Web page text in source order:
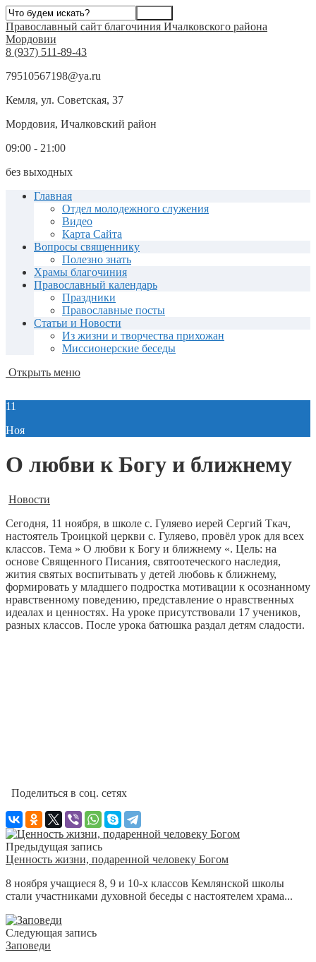
Православный сайт благочиния Ичалковского района
Мордовии
8 (937) 511-89-43
79510567198@ya.ru
Кемля, ул. Советская, 37
Мордовия, Ичалковский район
09:00 - 21:00
без выходных
Главная
Отдел молодежного служения
Видео
Карта Сайта
Вопросы священнику
Полезно знать
Храмы благочиния
Православный календарь
Праздники
Православные посты
Статьи и Новости
Из жизни и творчества прихожан
Миссионерские беседы
Открыть меню
11
Ноя
О любви к Богу и ближнему
Новости
Сегодня, 11 ноября, в школе с. Гуляево иерей Сергий Ткач,
настоятель Троицкой церкви с. Гуляево, провёл урок для всех
классов. Тема » О любви к Богу и ближнему «. Цель: на
основе Священного Писания, святоотеческого наследия,
жития святых воспитывать у детей любовь к ближнему,
формировать у младшего подростка мотивации к осознанному
нравственному поведению, представление о нравственных
идеалах и ценностях. На уроке присутствовали 17 учеников,
разных классов. После урока батюшка раздал детям сладости.
Поделиться в соц. сетях
Предыдущая запись
Ценность жизни, подаренной человеку Богом
8 ноября учащиеся 8, 9 и 10-х классов Кемлянской школы
стали участниками духовной беседы с настоятелем храма...
Следующая запись
Заповеди